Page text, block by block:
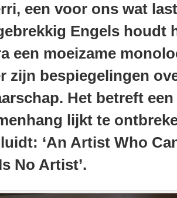
een voor ons wat
Engels houdt
een moeizame
zijn bespiegelingen
Het betreft
lijkt te
‘An Artist Who
No Artist’.